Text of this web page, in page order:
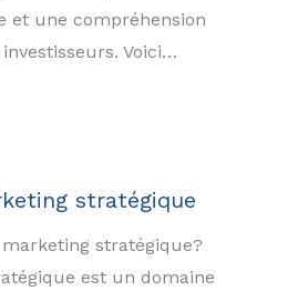
et une compréhension
Voici…
stratégique
marketing stratégique?
est un domaine